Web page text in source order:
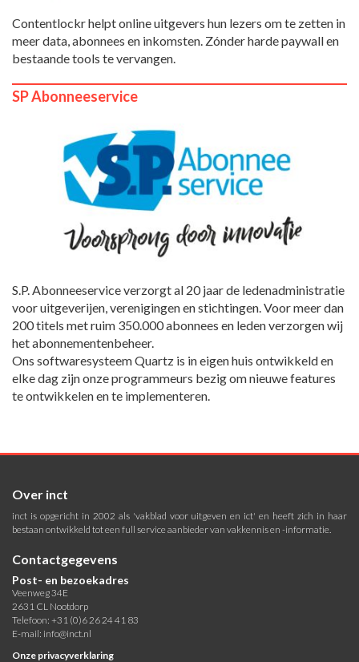
Contentlockr helpt online uitgevers hun lezers om te zetten in
meer data, abonnees en inkomsten. Zónder harde paywall en
bestaande tools te vervangen.
SP Abonneeservice
S.P. Abonneeservice verzorgt al 20 jaar de ledenadministratie
voor uitgeverijen, verenigingen en stichtingen. Voor meer dan
200 titels met ruim 350.000 abonnees en leden verzorgen wij
het abonnementenbeheer.
Ons softwaresysteem Quartz is in eigen huis ontwikkeld en
elke dag zijn onze programmeurs bezig om nieuwe features
te ontwikkelen en te implementeren.
Over inct
inct is opgericht in 2002 als 'vakblad voor uitgeven en ict' en heeft zich in haar
bestaan ontwikkeld tot een full service aanbieder van vakkennis en -informatie.
Contactgegevens
Post- en bezoekadres
Veenweg 34E
2631 CL Nootdorp
Telefoon: +31 (0)6 26 24 41 83
E-mail: info@inct.nl
Onze privacyverklaring